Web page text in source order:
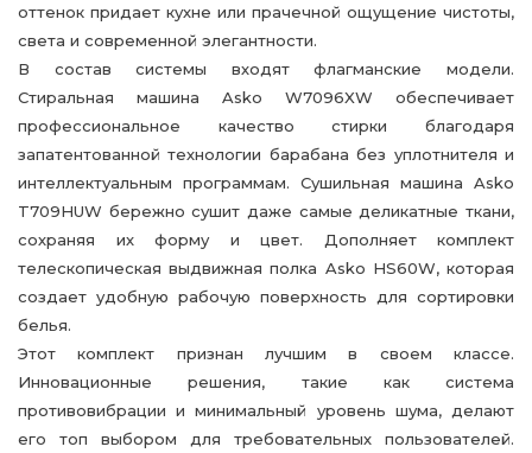
оттенок придает кухне или прачечной ощущение чистоты,
света и современной элегантности.
В состав системы входят флагманские модели.
Стиральная машина Asko W7096XW обеспечивает
профессиональное качество стирки благодаря
запатентованной технологии барабана без уплотнителя и
интеллектуальным программам. Сушильная машина Asko
T709HUW бережно сушит даже самые деликатные ткани,
сохраняя их форму и цвет. Дополняет комплект
телескопическая выдвижная полка Asko HS60W, которая
создает удобную рабочую поверхность для сортировки
белья.
Этот комплект признан лучшим в своем классе.
Инновационные решения, такие как система
противовибрации и минимальный уровень шума, делают
его топ выбором для требовательных пользователей.